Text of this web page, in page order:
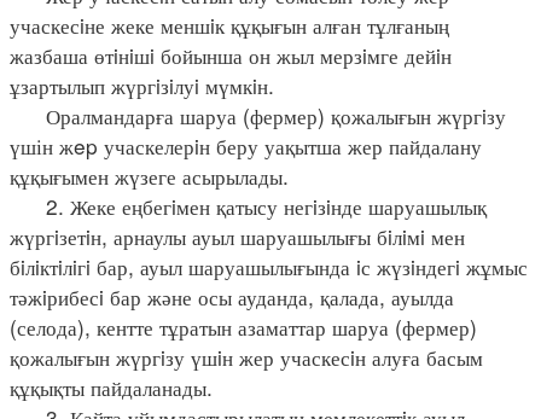
учаскесiне жеке меншiк құқығын алған тұлғаның
жазбаша өтiнiшi бойынша он жыл мерзiмге дейiн
ұзартылып жүргiзiлуi мүмкiн.
Оралмандарға шаруа (фермер) қожалығын жүргiзу
үшін жep учаскелерiн беру уақытша жер пайдалану
құқығымен жүзеге асырылады.
2. Жеке еңбегiмен қатысу негiзiнде шаруашылық
жүргiзетiн, арнаулы ауыл шаруашылығы бiлiмi мен
бiлiктiлiгi бар, ауыл шаруашылығында iс жүзiндегi жұмыс
тәжiрибесi бар және осы ауданда, қалада, ауылда
(селода), кентте тұратын азаматтар шаруа (фермер)
қожалығын жүргiзу үшiн жер учаскесiн алуға басым
құқықты пайдаланады.